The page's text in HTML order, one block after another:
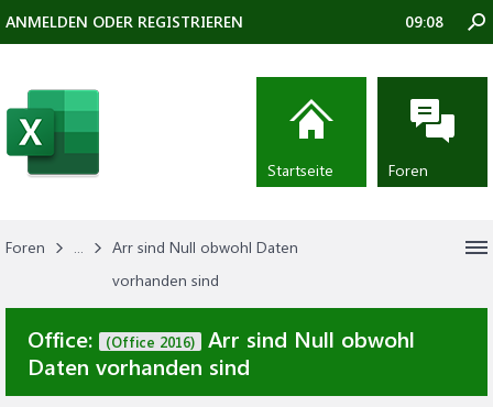
Foren ...
Arr sind Null obwohl Daten
vorhanden sind
Office: (Office 2016)
Arr sind Null obwohl
Daten vorhanden sind
ANMELDEN ODER REGISTRIEREN 09:08
Startseite Foren